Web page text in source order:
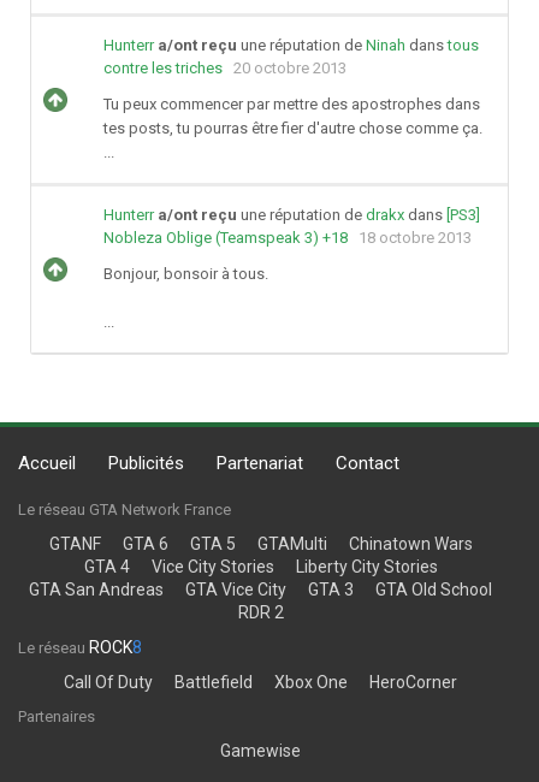
Hunterr a/ont reçu une réputation de Ninah danstous
contre les triches 20 octobre 2013
Tu peux commencer par mettre des apostrophes dans
tes posts, tu pourras être fier d'autre chose comme ça.
...
Hunterr a/ont reçu une réputation de drakx dans [PS3]
Nobleza Oblige (Teamspeak 3) +18
18 octobre 2013
Bonjour, bonsoir à tous.
...
Accueil Publicités Partenariat Contact
Le réseau GTA Network France
GTANF GTA 6 GTA 5 GTAMulti
Chinatown Wars
GTA 4
Vice City Stories
Liberty City Stories
GTA San Andreas
GTA Vice City GTA 3
GTA Old School
RDR 2
Le réseau ROCK8
Call Of Duty
Battlefield Xbox One HeroCorner
Partenaires
Gamewise